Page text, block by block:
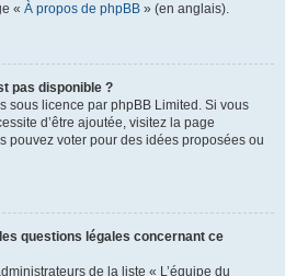
« À propos de phpBB » (en anglais).
pas disponible ?
sous licence par phpBB Limited. Si vous
d’être ajoutée, visitez la page
pouvez voter pour des idées proposées ou
questions légales concernant ce
de la liste « L’équipe du